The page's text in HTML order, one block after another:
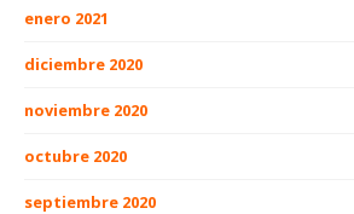
enero 2021
diciembre 2020
noviembre 2020
octubre 2020
septiembre 2020